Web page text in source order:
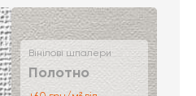
Вінілові шпалери
Полотно